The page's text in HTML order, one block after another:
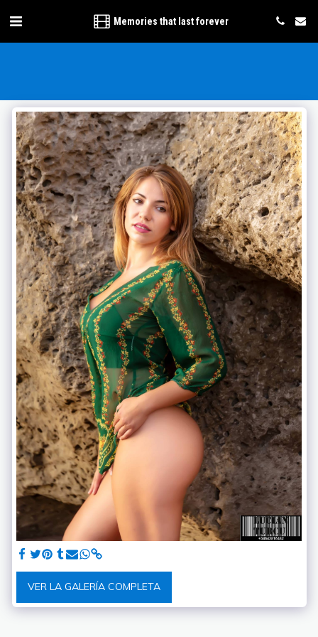
Memories that last forever
VER LA GALERÍA COMPLETA